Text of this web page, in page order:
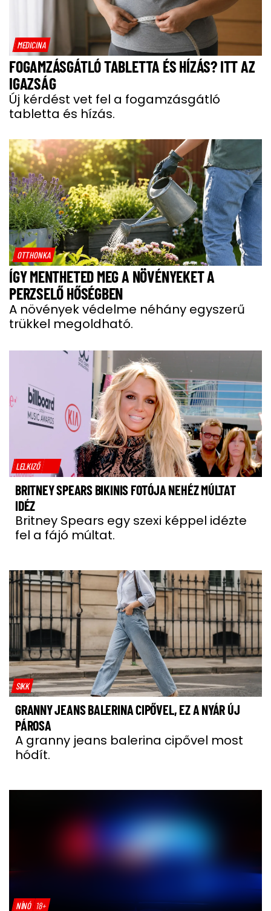
MEDICINA
FOGAMZÁSGÁTLÓ TABLETTA ÉS HÍZÁS? ITT AZ
IGAZSÁG
Új kérdést vet fel a fogamzásgátló
tabletta és hízás.
OTTHONKA
ÍGY MENTHETED MEG A NÖVÉNYEKET A
PERZSELŐ HŐSÉGBEN
A növények védelme néhány egyszerű
trükkel megoldható.
LELKIZŐ
BRITNEY SPEARS BIKINIS FOTÓJA NEHÉZ MÚLTAT
IDÉZ
Britney Spears egy szexi képpel idézte
fel a fájó múltat.
SIKK
GRANNY JEANS BALERINA CIPŐVEL, EZ A NYÁR ÚJ
PÁROSA
A granny jeans balerina cipővel most
hódít.
NÍNÓ 18+